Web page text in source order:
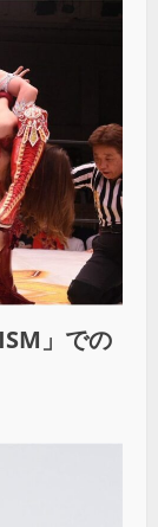
」での